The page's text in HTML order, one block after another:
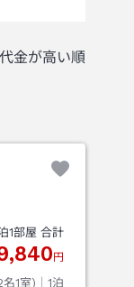
代金が高い順
1部屋 合計
円
名1室)｜ 1泊